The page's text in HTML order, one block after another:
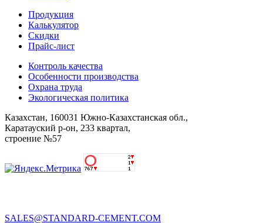
Продукция
Калькулятор
Скидки
Прайс-лист
Контроль качества
Особенности производства
Охрана труда
Экологическая политика
Казахстан, 160031 Южно-Казахстанская обл.,
Каратауский р-он, 233 квартал,
строение №57
SALES@STANDARD-CEMENT.COM